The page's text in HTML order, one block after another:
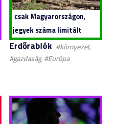
csak Magyarországon,
jegyek száma limitált
Erdőrablók #környezet,
#gazdaság, #Európa